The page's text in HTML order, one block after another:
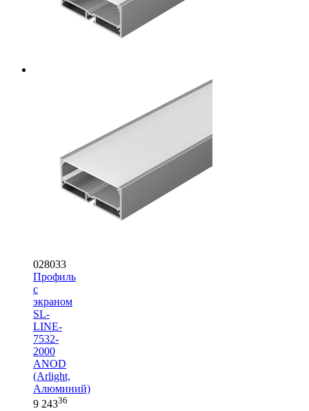
028033
Профиль
с
экраном
SL-
LINE-
7532-
2000
ANOD
(Arlight,
Алюминий)
9 24336